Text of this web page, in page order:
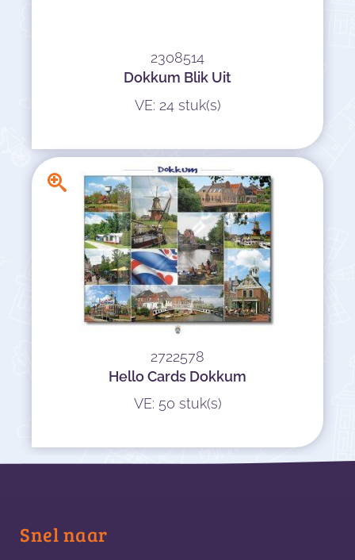
2308514
Dokkum Blik Uit
VE: 24 stuk(s)
2722578
Hello Cards Dokkum
VE: 50 stuk(s)
Snel naar